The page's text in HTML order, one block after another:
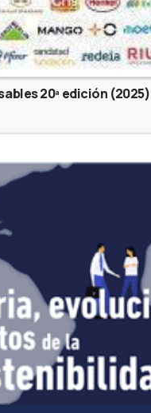
20ª edición (2025)